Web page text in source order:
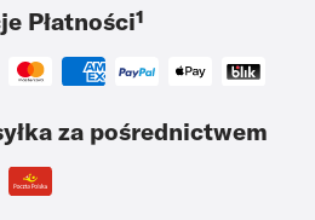
Płatności¹
za pośrednictwem